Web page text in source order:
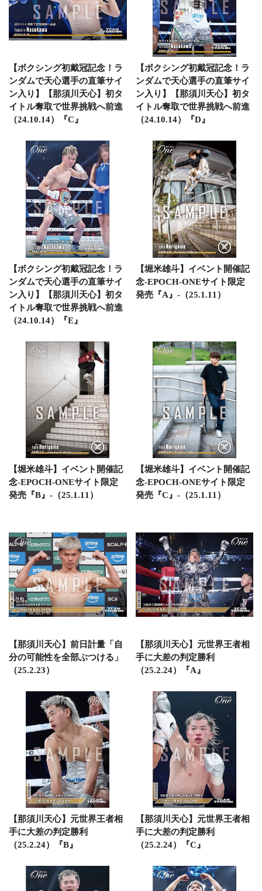
【ボクシング初戴冠記念！ラ
ンダムで天心選手の直筆サイ
ン入り】【那須川天心】初タ
イトル奪取で世界挑戦へ前進
（24.10.14）『C』
【ボクシング初戴冠記念！ラ
ンダムで天心選手の直筆サイ
ン入り】【那須川天心】初タ
イトル奪取で世界挑戦へ前進
（24.10.14）『D』
【ボクシング初戴冠記念！ラ
ンダムで天心選手の直筆サイ
ン入り】【那須川天心】初タ
イトル奪取で世界挑戦へ前進
（24.10.14）『E』
【堀米雄斗】イベント開催記
念-EPOCH-ONEサイト限定
発売『A』-（25.1.11）
【堀米雄斗】イベント開催記
念-EPOCH-ONEサイト限定
発売『B』-（25.1.11）
【堀米雄斗】イベント開催記
念-EPOCH-ONEサイト限定
発売『C』-（25.1.11）
【那須川天心】前日計量「自
分の可能性を全部ぶつける」
（25.2.23）
【那須川天心】元世界王者相
手に大差の判定勝利
（25.2.24）『A』
【那須川天心】元世界王者相
手に大差の判定勝利
（25.2.24）『B』
【那須川天心】元世界王者相
手に大差の判定勝利
（25.2.24）『C』